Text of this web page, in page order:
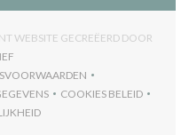
WEBSITE GECREËERD DOOR
VENSTER))
((OPENT IN EEN NIEUW
NIEUW VENSTER))
COOKIES BELEID
((OPENT IN EEN
IN EEN NIEUW VENSTER))